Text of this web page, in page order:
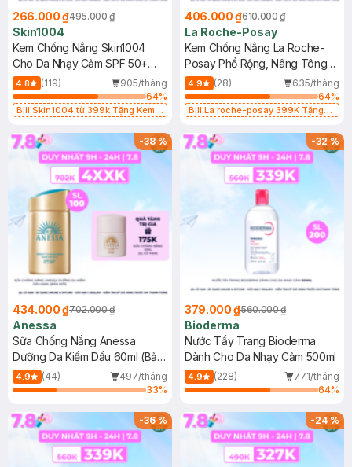
266.000 ₫495.000 ₫
Skin1004
Kem Chống Nắng Skin1004
Cho Da Nhạy Cảm SPF 50+
50ml
4.8 (119)
905/tháng
64%
Bill Skin1004 từ 399k Tặng Kem
SPF 50+ 20ml (SL Có Hạn)
406.000 ₫610.000 ₫
La Roche-Posay
Kem Chống Nắng La Roche-
Posay Phổ Rộng, Nâng Tông
Kiềm Dầu 50ml
4.9 (28)
635/tháng
64%
Bill La roche-posay 399K Tặng
(SL có hạn)
-38%
434.000 ₫702.000 ₫
Anessa
Sữa Chống Nắng Anessa
Dưỡng Da Kiềm Dầu 60ml (Bản
Mới)
4.9 (44)
497/tháng
33%
-32%
379.000 ₫560.000 ₫
Bioderma
Nước Tẩy Trang Bioderma
Dành Cho Da Nhạy Cảm 500ml
4.9 (228)
771/tháng
64%
-36% -24%